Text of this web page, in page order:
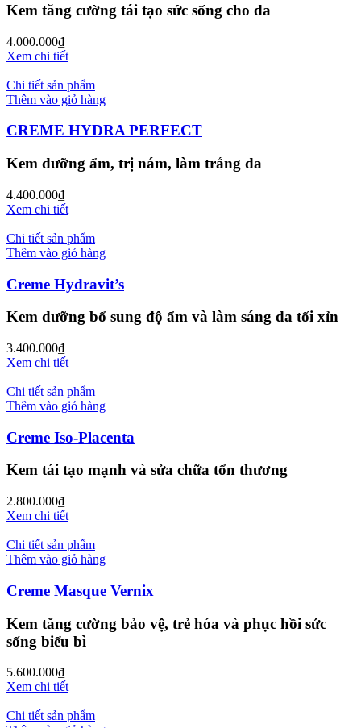
Kem tăng cường tái tạo sức sống cho da
4.000.000₫
Xem chi tiết
Chi tiết sản phẩm
Thêm vào giỏ hàng
CREME HYDRA PERFECT
Kem dưỡng ẩm, trị nám, làm trắng da
4.400.000₫
Xem chi tiết
Chi tiết sản phẩm
Thêm vào giỏ hàng
Creme Hydravit’s
Kem dưỡng bổ sung độ ẩm và làm sáng da tối xỉn
3.400.000₫
Xem chi tiết
Chi tiết sản phẩm
Thêm vào giỏ hàng
Creme Iso-Placenta
Kem tái tạo mạnh và sửa chữa tổn thương
2.800.000₫
Xem chi tiết
Chi tiết sản phẩm
Thêm vào giỏ hàng
Creme Masque Vernix
Kem tăng cường bảo vệ, trẻ hóa và phục hồi sức
sống biểu bì
5.600.000₫
Xem chi tiết
Chi tiết sản phẩm